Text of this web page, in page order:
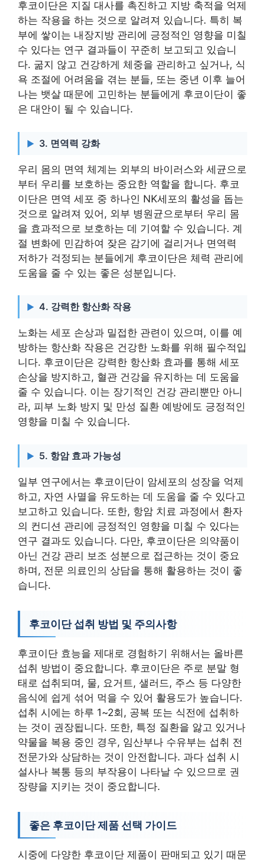
후코이단은 지질 대사를 촉진하고 지방 축적을 억제
하는 작용을 하는 것으로 알려져 있습니다. 특히 복
부에 쌓이는 내장지방 관리에 긍정적인 영향을 미칠
수 있다는 연구 결과들이 꾸준히 보고되고 있습니
다. 굶지 않고 건강하게 체중을 관리하고 싶거나, 식
욕 조절에 어려움을 겪는 분들, 또는 중년 이후 늘어
나는 뱃살 때문에 고민하는 분들에게 후코이단이 좋
은 대안이 될 수 있습니다.
3. 면역력 강화
우리 몸의 면역 체계는 외부의 바이러스와 세균으로
부터 우리를 보호하는 중요한 역할을 합니다. 후코
이단은 면역 세포 중 하나인 NK세포의 활성을 돕는
것으로 알려져 있어, 외부 병원균으로부터 우리 몸
을 효과적으로 보호하는 데 기여할 수 있습니다. 계
절 변화에 민감하여 잦은 감기에 걸리거나 면역력
저하가 걱정되는 분들에게 후코이단은 체력 관리에
도움을 줄 수 있는 좋은 성분입니다.
4. 강력한 항산화 작용
노화는 세포 손상과 밀접한 관련이 있으며, 이를 예
방하는 항산화 작용은 건강한 노화를 위해 필수적입
니다. 후코이단은 강력한 항산화 효과를 통해 세포
손상을 방지하고, 혈관 건강을 유지하는 데 도움을
줄 수 있습니다. 이는 장기적인 건강 관리뿐만 아니
라, 피부 노화 방지 및 만성 질환 예방에도 긍정적인
영향을 미칠 수 있습니다.
5. 항암 효과 가능성
일부 연구에서는 후코이단이 암세포의 성장을 억제
하고, 자연 사멸을 유도하는 데 도움을 줄 수 있다고
보고하고 있습니다. 또한, 항암 치료 과정에서 환자
의 컨디션 관리에 긍정적인 영향을 미칠 수 있다는
연구 결과도 있습니다. 다만, 후코이단은 의약품이
아닌 건강 관리 보조 성분으로 접근하는 것이 중요
하며, 전문 의료인의 상담을 통해 활용하는 것이 좋
습니다.
후코이단 섭취 방법 및 주의사항
후코이단 효능을 제대로 경험하기 위해서는 올바른
섭취 방법이 중요합니다. 후코이단은 주로 분말 형
태로 섭취되며, 물, 요거트, 샐러드, 주스 등 다양한
음식에 쉽게 섞어 먹을 수 있어 활용도가 높습니다.
섭취 시에는 하루 1~2회, 공복 또는 식전에 섭취하
는 것이 권장됩니다. 또한, 특정 질환을 앓고 있거나
약물을 복용 중인 경우, 임산부나 수유부는 섭취 전
전문가와 상담하는 것이 안전합니다. 과다 섭취 시
설사나 복통 등의 부작용이 나타날 수 있으므로 권
장량을 지키는 것이 중요합니다.
좋은 후코이단 제품 선택 가이드
시중에 다양한 후코이단 제품이 판매되고 있기 때문